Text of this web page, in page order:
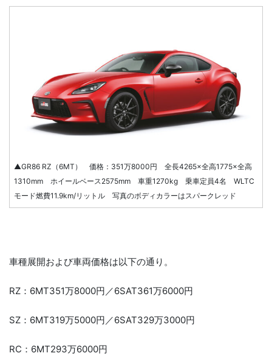
▲GR86 RZ（6MT） 価格：351万8000円 全長4265×全高1775×全高
1310mm ホイールベース2575mm 車重1270kg 乗車定員4名 WLTC
モード燃費11.9km/リットル 写真のボディカラーはスパークレッド
車種展開および車両価格は以下の通り。
RZ：6MT351万8000円／6SAT361万6000円
SZ：6MT319万5000円／6SAT329万3000円
RC：6MT293万6000円